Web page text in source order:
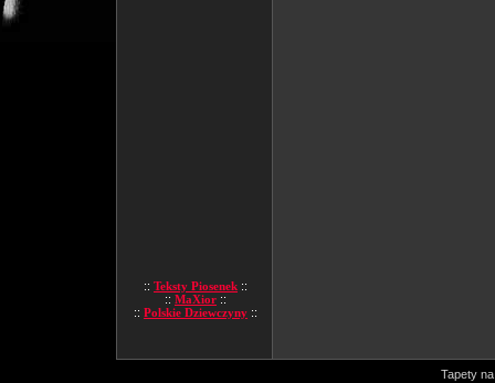
:: Teksty Piosenek ::
:: MaXior ::
:: Polskie Dziewczyny ::
Tapety